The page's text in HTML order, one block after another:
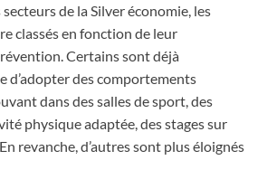
de la Silver économie, les
classés en fonction de leur
Certains sont déjà
d’adopter des comportements
dans des salles de sport, des
physique adaptée, des stages sur
revanche, d’autres sont plus éloignés